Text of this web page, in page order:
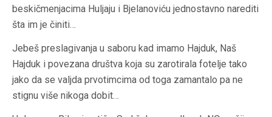
beskičmenjacima Huljaju i Bjelanoviću jednostavno narediti
šta im je činiti…
Jebeš preslagivanja u saboru kad imamo Hajduk, Naš
Hajduk i povezana društva koja su zarotirala fotelje tako
jako da se valjda prvotimcima od toga zamantalo pa ne
stignu više nikoga dobit…